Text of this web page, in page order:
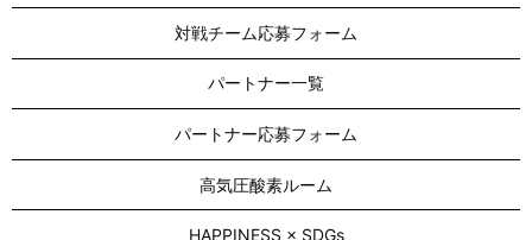
対戦チーム応募フォーム
パートナー一覧
パートナー応募フォーム
高気圧酸素ルーム
HAPPINESS × SDGs